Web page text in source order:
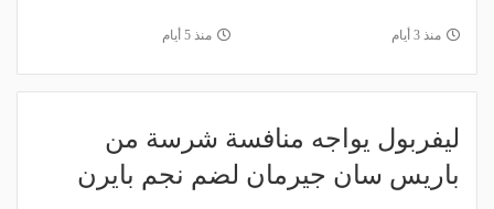
منذ 3 أيام منذ 5 أيام
ليفربول يواجه منافسة شرسة من
باريس سان جيرمان لضم نجم بايرن